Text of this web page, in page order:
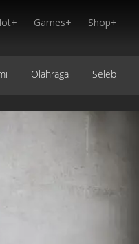
Games+ Shop+
Olahraga Seleb